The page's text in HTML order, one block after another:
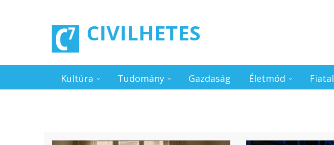
CIVILHETES
Kultúra Tudomány Gazdaság Életmód Fiatal